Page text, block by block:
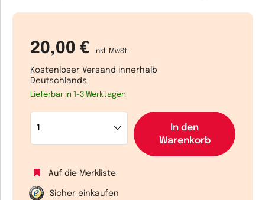
20,00 € inkl. MwSt.
Kostenloser Versand innerhalb
Deutschlands
Lieferbar in 1-3 Werktagen
In den
Warenkorb
Auf die Merkliste
Sicher einkaufen